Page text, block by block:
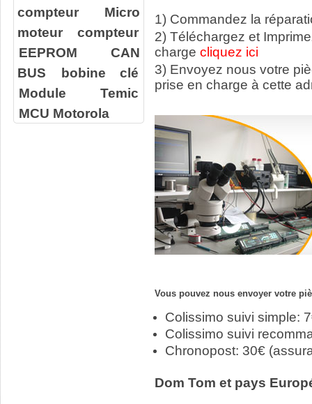
compteur
Micro
moteur compteur
EEPROM
CAN
BUS
bobine clé
Module Temic
MCU Motorola
1) Commandez la
2) Téléchargez et
charge cliquez ici
3) Envoyez nous votre
prise en charge à cette
Vous pouvez nous envoyer votre
Colissimo suivi simple:
Colissimo suivi
Chronopost: 30€
Dom Tom et pays